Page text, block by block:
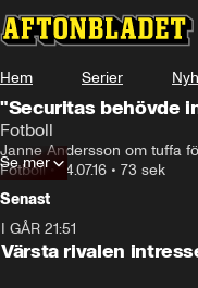
Hem Serier
"Securitas behövde
Fotboll
Janne Andersson om tuffa
Fotboll•14.07.16 • 73 sek
Se mer
Senast
I GÅR 21:51
Värsta rivalen